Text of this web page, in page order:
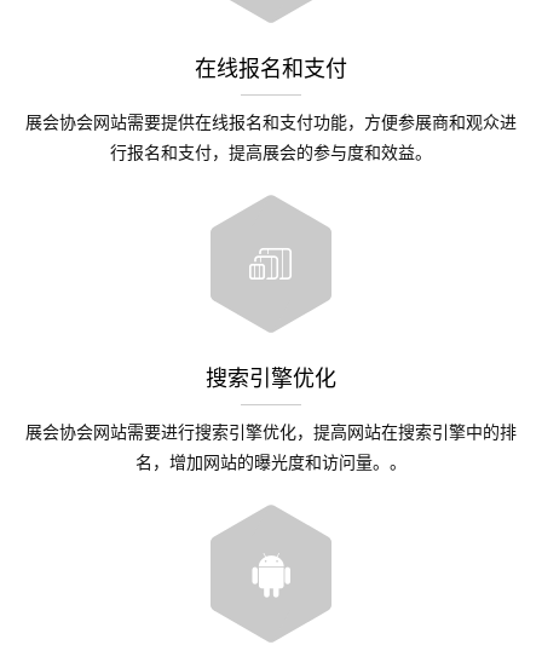
在线报名和支付
展会协会网站需要提供在线报名和支付功能，方便参展商和观众进
行报名和支付，提高展会的参与度和效益。
搜索引擎优化
展会协会网站需要进行搜索引擎优化，提高网站在搜索引擎中的排
名，增加网站的曝光度和访问量。。